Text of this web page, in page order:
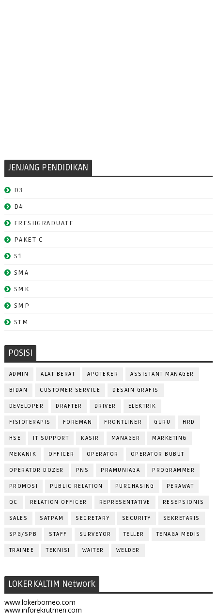
JENJANG PENDIDIKAN
D3
D4
FRESHGRADUATE
PAKET C
S1
SMA
SMK
SMP
STM
POSISI
ADMIN ALAT BERAT APOTEKER ASSISTANT MANAGER
BIDAN CUSTOMER SERVICE DESAIN GRAFIS
DEVELOPER DRAFTER DRIVER ELEKTRIK
FISIOTERAPIS FOREMAN FRONTLINER GURU HRD
HSE IT SUPPORT KASIR MANAGER MARKETING
MEKANIK OFFICER OPERATOR OPERATOR BUBUT
OPERATOR DOZER PNS PRAMUNIAGA PROGRAMMER
PROMOSI PUBLIC RELATION PURCHASING PERAWAT
QC RELATION OFFICER REPRESENTATIVE RESEPSIONIS
SALES SATPAM SECRETARY SECURITY SEKRETARIS
SPG/SPB STAFF SURVEYOR TELLER TENAGA MEDIS
TRAINEE TEKNISI WAITER WELDER
LOKERKALTIM Network
www.lokerborneo.com
www.inforekrutmen.com